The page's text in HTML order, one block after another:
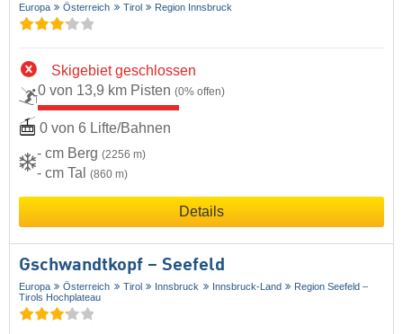
Europa Österreich Tirol Region Innsbruck
Skigebiet geschlossen
0 von 13,9 km Pisten (0% offen)
0 von 6 Lifte/Bahnen
- cm Berg (2256 m)
- cm Tal (860 m)
Details
Gschwandtkopf – Seefeld
Europa Österreich Tirol Innsbruck Innsbruck-Land
Region Seefeld –
Tirols Hochplateau